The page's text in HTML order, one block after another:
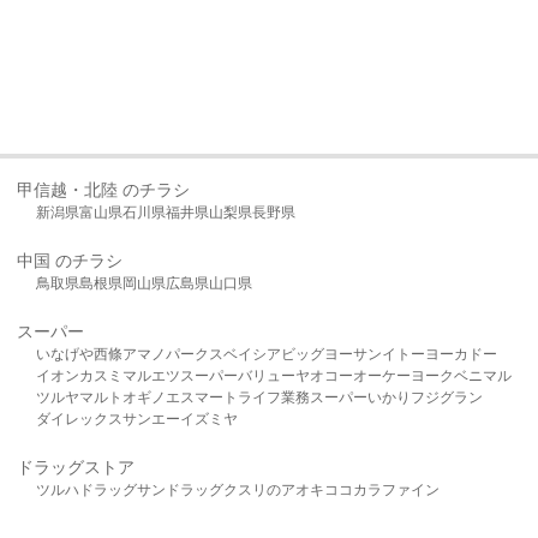
甲信越・北陸 のチラシ
新潟県富山県石川県福井県山梨県長野県
中国 のチラシ
鳥取県島根県岡山県広島県山口県
スーパー
いなげや西條アマノパークスベイシア ビッグヨーサンイトーヨーカドー
イオンカスミ マルエツスーパーバリューヤオコーオーケー ヨークベニマル
ツルヤマルト オギノ エスマート ライフ業務スーパーいかり フジグラン
ダイレックスサンエーイズミヤ
ドラッグストア
ツルハドラッグサンドラッグクスリのアオキ ココカラファイン